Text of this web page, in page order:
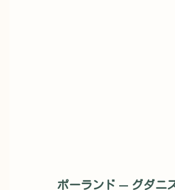
ポーランド — グダニ